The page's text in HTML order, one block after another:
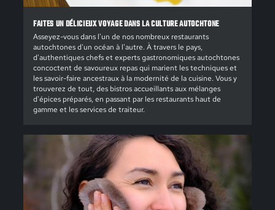
FAITES UN DÉLICIEUX VOYAGE DANS LA CULTURE AUTOCHTONE
Asseyez-vous dans l'un de nos nombreux restaurants
autochtones d'un océan à l'autre. À travers le pays,
d'authentiques chefs et experts gastronomiques autochtones
concoctent de savoureux repas qui marient les techniques et
les savoir-faire ancestraux à la modernité de la cuisine. Vous y
trouverez de tout, des bistros accueillants aux mélanges
d'épices préparés, en passant par les restaurants haut de
gamme et les services de traiteur.